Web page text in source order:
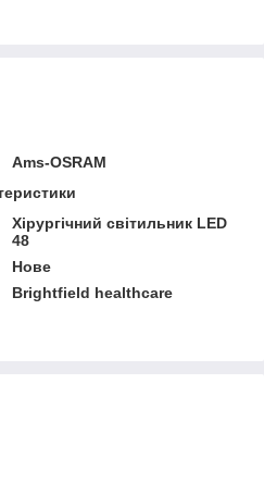
Ams-OSRAM
Хірургічний світильник LED
48
Нове
Brightfield healthcare